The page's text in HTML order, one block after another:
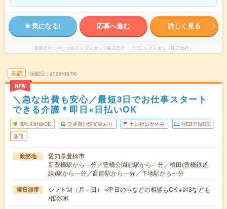
気になる! 応募へ進む 詳しく見る
派遣会社 パーソルテンプスタッフ株式会社 （旧テンプスタッフ株式会社）
未読
NEW
掲載日 2026/08/06
＼急な出費も安心／最短3日でお仕事スタート
できる介護＊即日×日払いOK
職種未経験OK 交通費別途支給あり 土日祝日が休み WEB登録OK
派遣
勤務地
愛知県豊橋市
新豊橋駅から---分／豊橋公園前駅から---分／植田(豊橋鉄道
線)駅から---分／高師駅から---分／下地駅から---分
曜日頻度
シフト制（月～日） ※平日のみなどの相談もOK ※週3なども
相談OK